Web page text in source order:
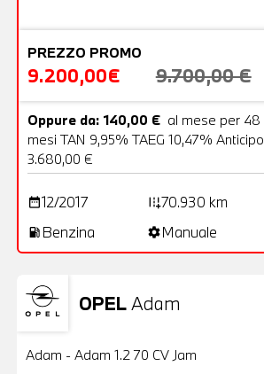
PREZZO PROMO
9.200,00€ 9.700,00 €
Oppure da: 140,00 € al mese per 48
mesi TAN 9,95% TAEG 10,47% Anticipo
3.680,00 €
date_range12/2017 add_road70.930 km
local_gas_station Benzina settingsManuale
OPELAdam
Usato
Adam - Adam 1.2 70 CV Jam